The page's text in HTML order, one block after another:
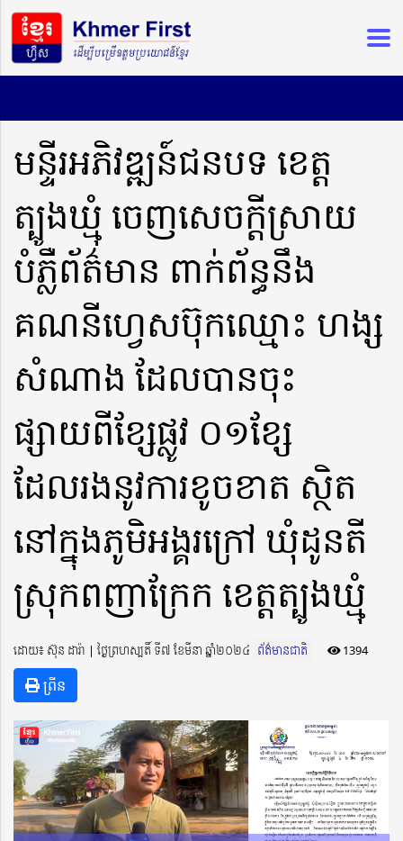
មន្ទីរអភិវឌ្ឍន៍ជនបទ ខេត្ត
ត្បូងឃ្មុំ ចេញសេចក្ដីស្រាយ
បំភ្លឺព័ត៌មាន ពាក់ព័ន្ធនឹង
គណនីហ្វេសប៊ុកឈ្មោះ ហង្ស
សំណាង ដែលបានចុះ
ផ្សាយពីខ្សែផ្លូវ ០១ខ្សែ
ដែលរងនូវការខូចខាត ស្ថិត
នៅក្នុងភូមិអង្គរក្រៅ ឃុំដូនតី
ស្រុកពញាក្រែក ខេត្តត្បូងឃ្មុំ
ដោយ៖ ស៊ុន ដារ៉ា ​​ | ថ្ងៃព្រហស្បតិ៍ ទី៧ ខែមីនា ឆ្នាំ២០២៤ ព័ត៌មានជាតិ 1394
ព្រីន